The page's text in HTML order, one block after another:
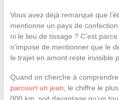
Vous avez déjà remarqué que
mentionne un pays de
ni le lieu de tissage ? C’est
n’impose de mentionner que le
le trajet en amont reste invisible
Quand on cherche à comprendre
parcourt un jean , le chiffre le